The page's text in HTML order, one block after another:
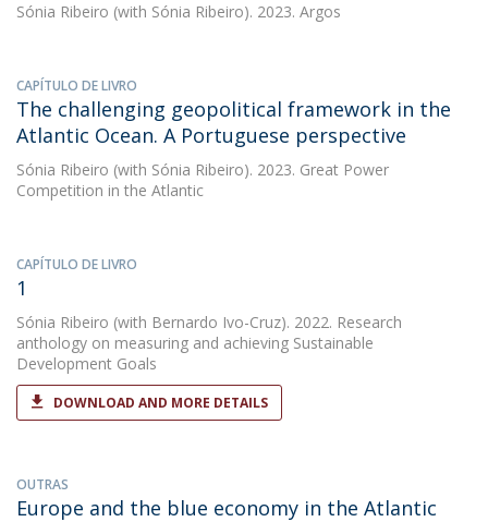
Sónia Ribeiro (with Sónia Ribeiro). 2023. Argos
CAPÍTULO DE LIVRO
The challenging geopolitical framework in the
Atlantic Ocean. A Portuguese perspective
Sónia Ribeiro (with Sónia Ribeiro). 2023. Great Power
Competition in the Atlantic
CAPÍTULO DE LIVRO
1
Sónia Ribeiro (with Bernardo Ivo-Cruz). 2022. Research
anthology on measuring and achieving Sustainable
Development Goals
DOWNLOAD AND MORE DETAILS
OUTRAS
Europe and the blue economy in the Atlantic